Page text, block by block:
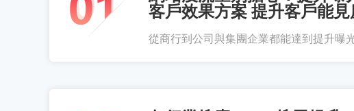
客戶效果方案 提升客戶能見
從商行到公司與集團企業都能達到提升曝